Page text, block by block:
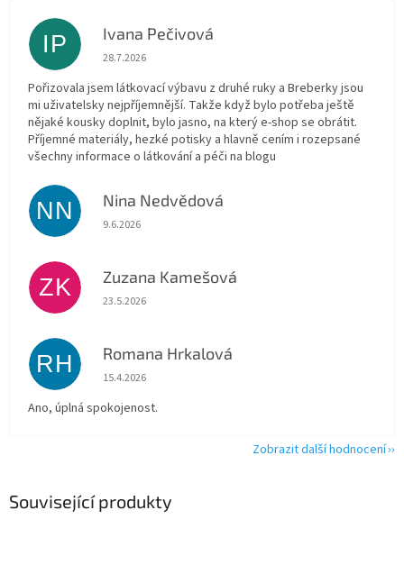
Související produkty
IP Ivana Pečivová
Hodnocení obchodu je 5 z 5 hvězdiček.
28.7.2026
Pořizovala jsem látkovací výbavu z druhé ruky a Breberky jsou
mi uživatelsky nejpříjemnější. Takže když bylo potřeba ještě
nějaké kousky doplnit, bylo jasno, na který e-shop se obrátit.
Příjemné materiály, hezké potisky a hlavně cením i rozepsané
všechny informace o látkování a péči na blogu
NN Nina Nedvědová
Hodnocení obchodu je 5 z 5 hvězdiček.
9.6.2026
ZK Zuzana Kamešová
Hodnocení obchodu je 5 z 5 hvězdiček.
23.5.2026
RH Romana Hrkalová
Hodnocení obchodu je 5 z 5 hvězdiček.
15.4.2026
Ano, úplná spokojenost.
Zobrazit další hodnocení